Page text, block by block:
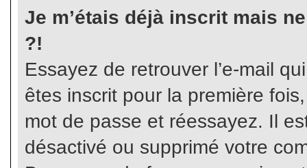
Je m’étais déjà inscrit mais
?!
Essayez de retrouver l’e-mail
êtes inscrit pour la première
mot de passe et réessayez. Il
désactivé ou supprimé votre